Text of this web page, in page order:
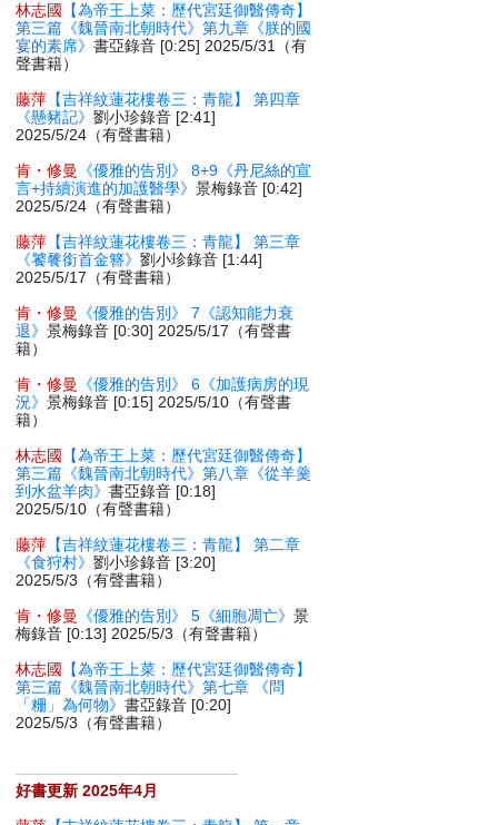
林志國
【為帝王上菜：歷代宮廷御醫傳奇】
第三篇《魏晉南北朝時代》第九章《朕的國
宴的素席》書亞錄音 [0:25] 2025/5/31（有
聲書籍）
藤萍 【吉祥紋蓮花樓卷三：青龍】 第四章
《懸豬記》劉小珍錄音 [2:41]
2025/5/24（有聲書籍）
肯・修曼
《優雅的告別》 8+9《丹尼絲的宣
言+持續演進的加護醫學》景梅錄音 [0:42]
2025/5/24（有聲書籍）
藤萍 【吉祥紋蓮花樓卷三：青龍】 第三章
《饕餮銜首金簪》劉小珍錄音 [1:44]
2025/5/17（有聲書籍）
肯・修曼
《優雅的告別》 7《認知能力衰
退》景梅錄音 [0:30] 2025/5/17（有聲書
籍）
肯・修曼
《優雅的告別》 6《加護病房的現
況》景梅錄音 [0:15] 2025/5/10（有聲書
籍）
林志國
【為帝王上菜：歷代宮廷御醫傳奇】
第三篇《魏晉南北朝時代》第八章《從羊羹
到水盆羊肉》書亞錄音 [0:18]
2025/5/10（有聲書籍）
藤萍 【吉祥紋蓮花樓卷三：青龍】 第二章
《食狩村》劉小珍錄音 [3:20]
2025/5/3（有聲書籍）
肯・修曼
《優雅的告別》 5《細胞凋亡》景
梅錄音 [0:13] 2025/5/3（有聲書籍）
林志國
【為帝王上菜：歷代宮廷御醫傳奇】
第三篇《魏晉南北朝時代》第七章 《問
「粣」為何物》書亞錄音 [0:20]
2025/5/3（有聲書籍）
好書更新 2025年4月